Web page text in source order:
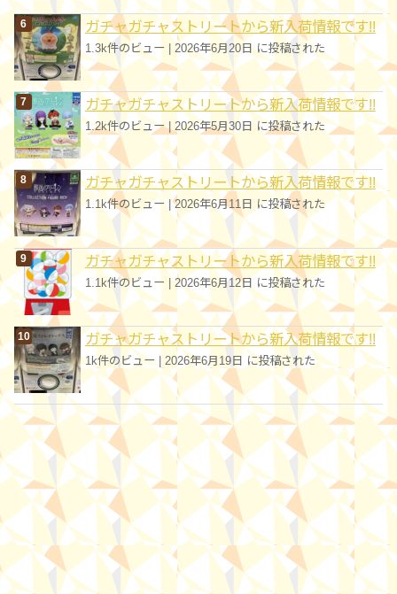
ガチャガチャストリートから新入荷情報です!!
1.3k件のビュー | 2026年6月20日 に投稿された
ガチャガチャストリートから新入荷情報です!!
1.2k件のビュー| 2026年5月30日 に投稿された
ガチャガチャストリートから新入荷情報です!!
1.1k件のビュー|2026年6月11日 に投稿された
ガチャガチャストリートから新入荷情報です!!
1.1k件のビュー |2026年6月12日 に投稿された
ガチャガチャストリートから新入荷情報です!!
1k件のビュー| 2026年6月19日 に投稿された